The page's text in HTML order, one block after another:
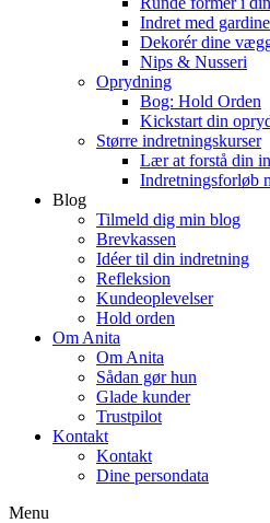
Indret med
Dekorér dine
Nips & Nusseri
Oprydning
Bog: Hold Orden
Kickstart din
Større indretningskurser
Lær at forstå din
Indretningsforløb
Blog
Tilmeld dig min blog
Brevkassen
Idéer til din indretning
Refleksion
Kundeoplevelser
Hold orden
Om Anita
Om Anita
Sådan gør hun
Glade kunder
Trustpilot
Kontakt
Kontakt
Dine persondata
Menu